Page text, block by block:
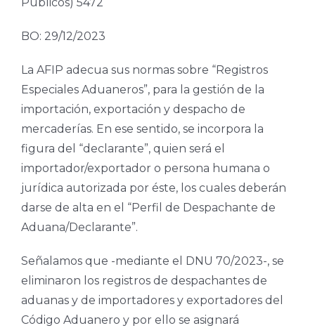
Públicos) 5472
BO: 29/12/2023
La AFIP adecua sus normas sobre “Registros
Especiales Aduaneros”, para la gestión de la
importación, exportación y despacho de
mercaderías. En ese sentido, se incorpora la
figura del “declarante”, quien será el
importador/exportador o persona humana o
jurídica autorizada por éste, los cuales deberán
darse de alta en el “Perfil de Despachante de
Aduana/Declarante”.
Señalamos que -mediante el DNU 70/2023-, se
eliminaron los registros de despachantes de
aduanas y de importadores y exportadores del
Código Aduanero y por ello se asignará